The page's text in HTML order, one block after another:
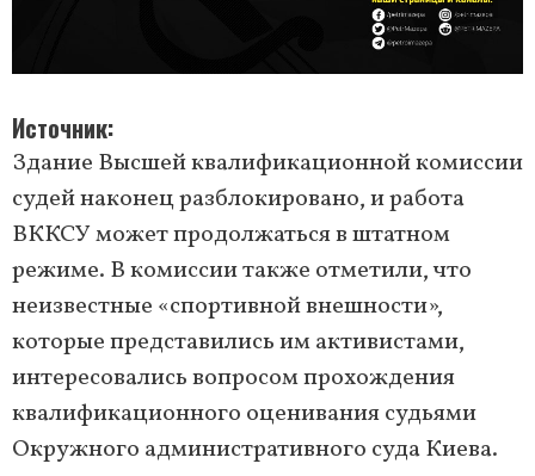
Источник
Здание Высшей квалификационной комиссии
судей наконец разблокировано, и работа
ВККСУ может продолжаться в штатном
режиме. В комиссии также отметили, что
неизвестные «спортивной внешности»,
которые представились им активистами,
интересовались вопросом прохождения
квалификационного оценивания судьями
Окружного административного суда Киева.